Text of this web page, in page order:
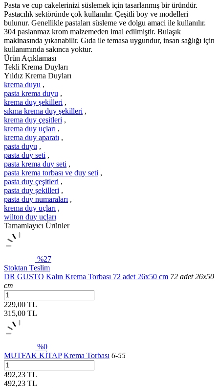
Pasta ve cup cakelerinizi süslemek için tasarlanmış bir üründür.
Pastacılık sektöründe çok kullanılır. Çeşitli boy ve modelleri
bulunur. Genellikle pastaları süsleme ve dolgu amaci ile kullanılır.
304 paslanmaz krom malzemeden imal edilmiştir. Bulaşık
makinasında yıkanabilir. Gıda ile temasa uygundur, insan sağlığı için
kullanımında sakınca yoktur.
Ürün Açıklaması
Tekli Krema Duyları
Yıldız Krema Duyları
krema duyu ,
pasta krema duyu ,
krema duy şekilleri ,
sıkma krema duy şekilleri ,
krema duy çeşitleri ,
krema duy uçları ,
krema duy aparatı ,
pasta duyu ,
pasta duy seti ,
pasta krema duy seti ,
pasta krema torbası ve duy seti ,
pasta duy çeşitleri ,
pasta duy şekilleri ,
pasta duy numaraları ,
krema duy uçları ,
wilton duy uçları
Tamamlayıcı Ürünler
%27
Stoktan Teslim
DR GUSTO Kalın Krema Torbası 72 adet 26x50 cm 72 adet 26x50
cm
229,00 TL
315,00 TL
%0
MUTFAK KİTAP Krema Torbası 6-55
492,23 TL
492,23 TL